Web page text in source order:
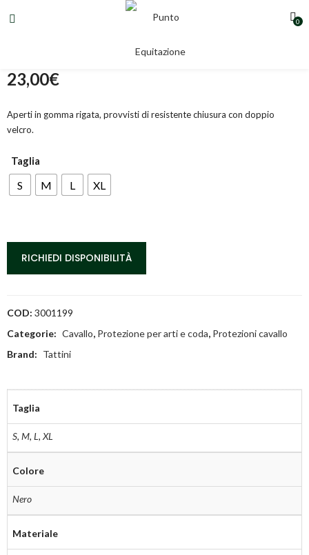
0
23,00€
Aperti in gomma rigata, provvisti di resistente chiusura con doppio
velcro.
Taglia
S M L XL
RICHIEDI DISPONIBILITÀ
COD: 3001199
Categorie: Cavallo, Protezione per arti e coda, Protezioni cavallo
Brand: Tattini
Taglia
S, M, L, XL
Colore
Nero
Materiale